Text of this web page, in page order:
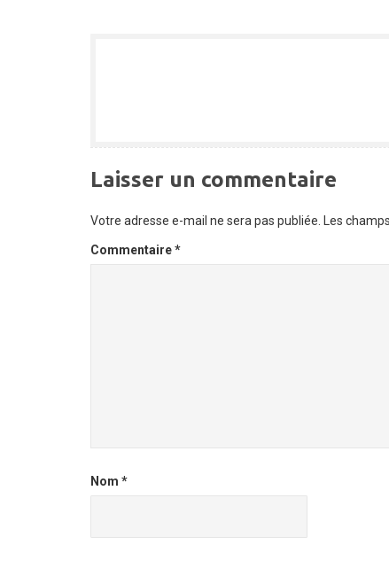
Laisser un commentaire
Votre adresse e-mail ne sera pas publiée. Les
Commentaire*
Nom *